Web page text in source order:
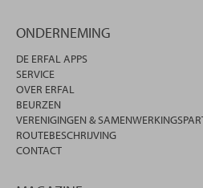
ONDERNEMING
DE ERFAL APPS
SERVICE
OVER ERFAL
BEURZEN
VERENIGINGEN &
ROUTEBESCHRIJVING
CONTACT